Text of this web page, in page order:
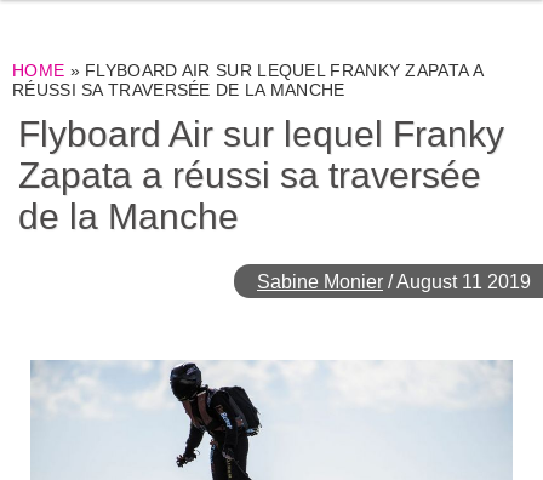
HOME » FLYBOARD AIR SUR LEQUEL FRANKY ZAPATA A
RÉUSSI SA TRAVERSÉE DE LA MANCHE
Flyboard Air sur lequel Franky
Zapata a réussi sa traversée
de la Manche
Sabine Monier /August 11 2019